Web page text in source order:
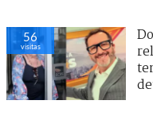
56
visitas